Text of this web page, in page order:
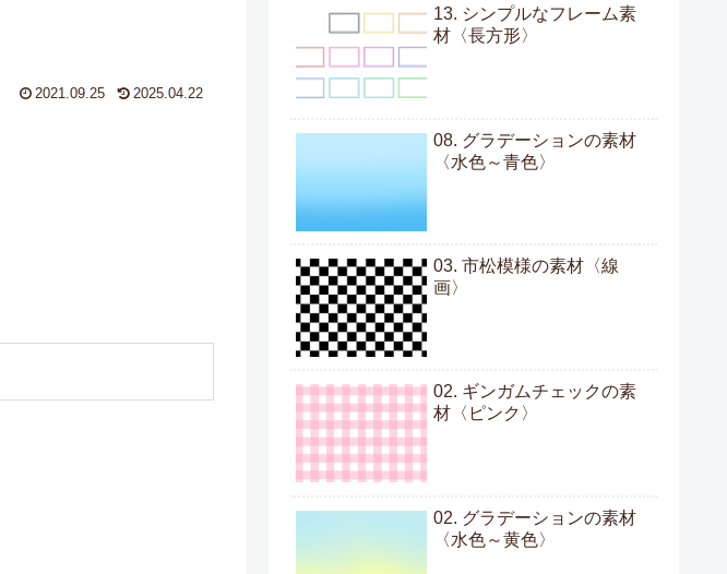
2021.09.25 2025.04.22
13. シンプルなフレーム素
材〈長方形〉
08. グラデーションの素材
〈水色～青色〉
03. 市松模様の素材〈線
画〉
02. ギンガムチェックの素
材〈ピンク〉
02. グラデーションの素材
〈水色～黄色〉